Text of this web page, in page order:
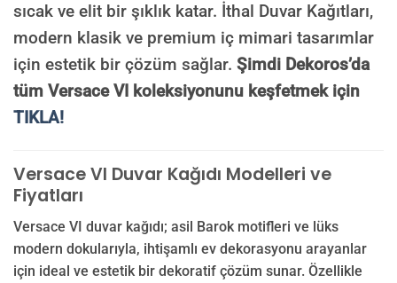
sıcak ve elit bir şıklık katar. İthal Duvar Kağıtları,
modern klasik ve premium iç mimari tasarımlar
için estetik bir çözüm sağlar. Şimdi Dekoros’da
tüm Versace VI koleksiyonunu keşfetmek için
TIKLA!
Versace VI Duvar Kağıdı Modelleri ve
Fiyatları
Versace VI duvar kağıdı; asil Barok motifleri ve lüks
modern dokularıyla, ihtişamlı ev dekorasyonu arayanlar
için ideal ve estetik bir dekoratif çözüm sunar. Özellikle